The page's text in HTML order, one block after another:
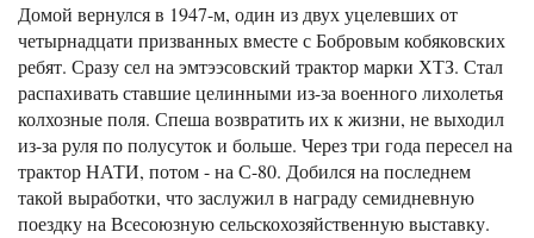
Домой вернулся в 1947-м, один из двух уцелевших от
четырнадцати призванных вместе с Бобровым кобяковских
ребят. Сразу сел на эмтээсовский трактор марки ХТЗ. Стал
распахивать ставшие целинными из-за военного лихолетья
колхозные поля. Спеша возвратить их к жизни, не выходил
из-за руля по полусуток и больше. Через три года пересел на
трактор НАТИ, потом - на С-80. Добился на последнем
такой выработки, что заслужил в награду семидневную
поездку на Всесоюзную сельскохозяйственную выставку.